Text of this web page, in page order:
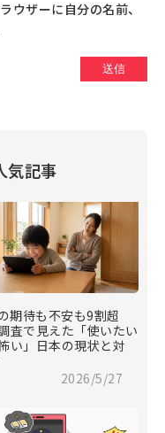
ウザーに自分の名前、
気記事
期待も不安も9割超
査で見えた「使いたい
い」日本の現状と対
2026/5/27